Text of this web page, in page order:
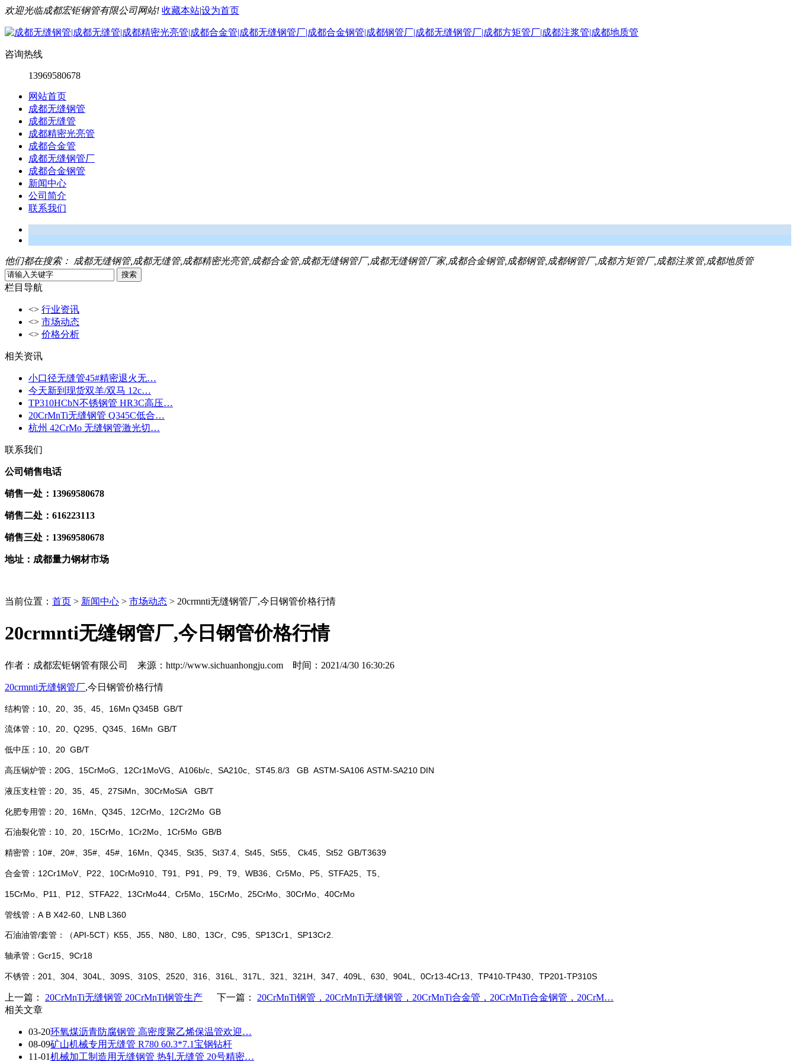
欢迎光临成都宏钜钢管有限公司网站! 收藏本站|设为首页
咨询热线
13969580678
网站首页
成都无缝钢管
成都无缝管
成都精密光亮管
成都合金管
成都无缝钢管厂
成都合金钢管
新闻中心
公司简介
联系我们
他们都在搜索： 成都无缝钢管,成都无缝管,成都精密光亮管,成都合金管,成都无缝钢管厂,成都无缝钢管厂家,成都合金钢管,成都钢管,成都钢管厂,成都方矩管厂,成都注浆管,成都地质管
栏目导航
<> 行业资讯
<> 市场动态
<> 价格分析
相关资讯
小口径无缝管45#精密退火无…
今天新到现货双羊/双马 12c…
TP310HCbN不锈钢管 HR3C高压…
20CrMnTi无缝钢管 Q345C低合…
杭州 42CrMo 无缝钢管激光切…
联系我们
公司销售电话
销售一处：13969580678
销售二处：616223113
销售三处：13969580678
地址：成都量力钢材市场
当前位置： 首页 > 新闻中心 > 市场动态 > 20crmnti无缝钢管厂,今日钢管价格行情
20crmnti无缝钢管厂,今日钢管价格行情
作者：成都宏钜钢管有限公司 来源：http://www.sichuanhongju.com 时间：2021/4/30 16:30:26
20crmnti无缝钢管厂,今日钢管价格行情
结构管：10、20、35、45、16Mn Q345B GB/T
流体管：10、20、Q295、Q345、16Mn GB/T
低中压：10、20 GB/T
高压锅炉管：20G、15CrMoG、12Cr1MoVG、A106b/c、SA210c、ST45.8/3 GB ASTM-SA106 ASTM-SA210 DIN
液压支柱管：20、35、45、27SiMn、30CrMoSiA GB/T
化肥专用管：20、16Mn、Q345、12CrMo、12Cr2Mo GB
石油裂化管：10、20、15CrMo、1Cr2Mo、1Cr5Mo GB/B
精密管：10#、20#、35#、45#、16Mn、Q345、St35、St37.4、St45、St55、 Ck45、St52 GB/T3639
合金管：12Cr1MoV、P22、10CrMo910、T91、P91、P9、T9、WB36、Cr5Mo、P5、STFA25、T5、
15CrMo、P11、P12、STFA22、13CrMo44、Cr5Mo、15CrMo、25CrMo、30CrMo、40CrMo
管线管：A B X42-60、LNB L360
石油油管/套管：（API-5CT）K55、J55、N80、L80、13Cr、C95、SP13Cr1、SP13Cr2.
轴承管：Gcr15、9Cr18
不锈管：201、304、304L、309S、310S、2520、316、316L、317L、321、321H、347、409L、630、904L、0Cr13-4Cr13、TP410-TP430、TP201-TP310S
上一篇： 20CrMnTi无缝钢管 20CrMnTi钢管生产 下一篇： 20CrMnTi钢管，20CrMnTi无缝钢管，20CrMnTi合金管，20CrMnTi合金钢管，20CrM…
相关文章
03-20环氧煤沥青防腐钢管 高密度聚乙烯保温管欢迎…
08-09矿山机械专用无缝管 R780 60.3*7.1宝钢钻杆
11-01机械加工制造用无缝钢管 热轧无缝管 20号精密…